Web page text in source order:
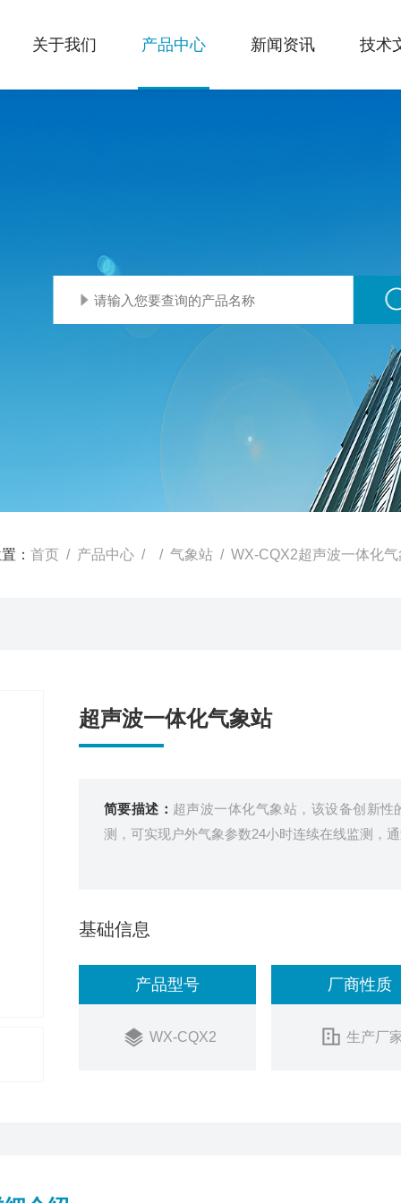
关于我们 产品中心 新闻资讯 技术
： 首页 / 产品中心 / / 气象站 / WX-CQX2超声波一体化气
超声波一体化气象站
简要描述： 超声波一体化气象站，该设备创新
测，可实现户外气象参数24小时连续在线监测，
基础信息
产品型号
WX-CQX2
厂商性质
生产厂